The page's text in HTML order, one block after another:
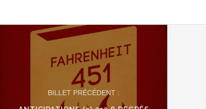
BILLET PRÉCÉDENT :